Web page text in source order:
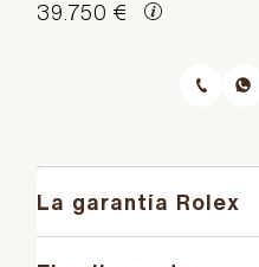
39.750 €
La garantía Rolex